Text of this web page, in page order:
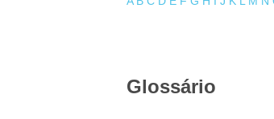
Glossário